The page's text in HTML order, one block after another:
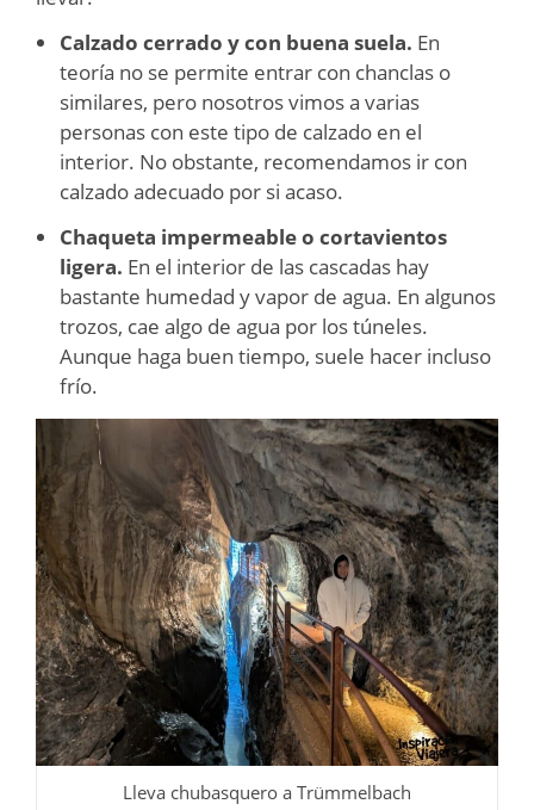
Calzado cerrado y con buena suela. En
teoría no se permite entrar con chanclas o
similares, pero nosotros vimos a varias
personas con este tipo de calzado en el
interior. No obstante, recomendamos ir con
calzado adecuado por si acaso.
Chaqueta impermeable o cortavientos
ligera. En el interior de las cascadas hay
bastante humedad y vapor de agua. En algunos
trozos, cae algo de agua por los túneles.
Aunque haga buen tiempo, suele hacer incluso
frío.
Lleva chubasquero a Trümmelbach